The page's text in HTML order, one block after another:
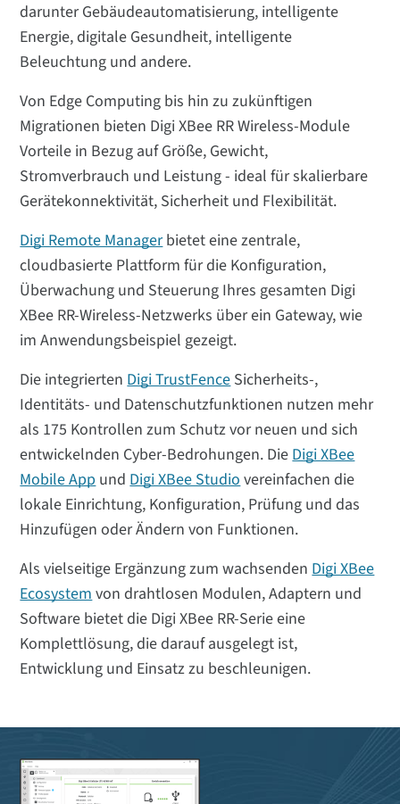
darunter Gebäudeautomatisierung, intelligente
Energie, digitale Gesundheit, intelligente
Beleuchtung und andere.
Von Edge Computing bis hin zu zukünftigen
Migrationen bieten Digi XBee RR Wireless-Module
Vorteile in Bezug auf Größe, Gewicht,
Stromverbrauch und Leistung - ideal für skalierbare
Gerätekonnektivität, Sicherheit und Flexibilität.
Digi Remote Managerbietet eine zentrale,
cloudbasierte Plattform für die Konfiguration,
Überwachung und Steuerung Ihres gesamten Digi
XBee RR-Wireless-Netzwerks über ein Gateway, wie
im Anwendungsbeispiel gezeigt.
Die integriertenDigi TrustFenceSicherheits-,
Identitäts- und Datenschutzfunktionen nutzen mehr
als 175 Kontrollen zum Schutz vor neuen und sich
entwickelnden Cyber-Bedrohungen. DieDigi XBee
Mobile AppundDigi XBee Studiovereinfachen die
lokale Einrichtung, Konfiguration, Prüfung und das
Hinzufügen oder Ändern von Funktionen.
Als vielseitige Ergänzung zum wachsendenDigi XBee
Ecosystemvon drahtlosen Modulen, Adaptern und
Software bietet die Digi XBee RR-Serie eine
Komplettlösung, die darauf ausgelegt ist,
Entwicklung und Einsatz zu beschleunigen.